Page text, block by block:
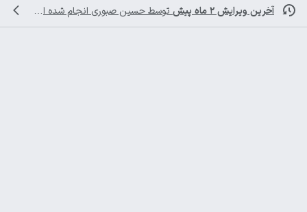
آخرین ویرایش ۲ ماه پیش توسط حسین صبوری انجام شده است